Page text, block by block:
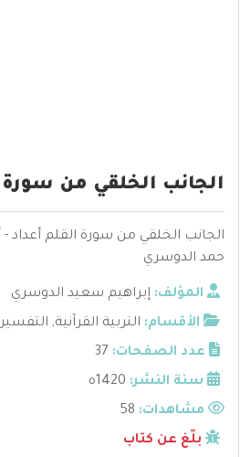
الجانب الخلقي من سورة
الجانب الخلقي من سورة القلم أعداد
حمد الدوسري
المؤلف: إبراهيم سعيد الدوسري
الأقسام: التربية القرآنية,
عدد الصفحات: 37
سنة النشر: 1420ه
مشاهدات:
بلّغ عن كتاب